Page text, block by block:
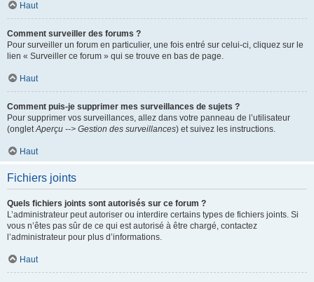
Haut
Comment surveiller des forums ?
Pour surveiller un forum en particulier, une fois entré sur celui-ci, cliquez sur le
lien « Surveiller ce forum » qui se trouve en bas de page.
Haut
Comment puis-je supprimer mes surveillances de sujets ?
Pour supprimer vos surveillances, allez dans votre panneau de l’utilisateur
(ongletAperçu --> Gestion des surveillances) et suivez les instructions.
Haut
Fichiers joints
Quels fichiers joints sont autorisés sur ce forum ?
L’administrateur peut autoriser ou interdire certains types de fichiers joints. Si
vous n’êtes pas sûr de ce qui est autorisé à être chargé, contactez
l’administrateur pour plus d’informations.
Haut